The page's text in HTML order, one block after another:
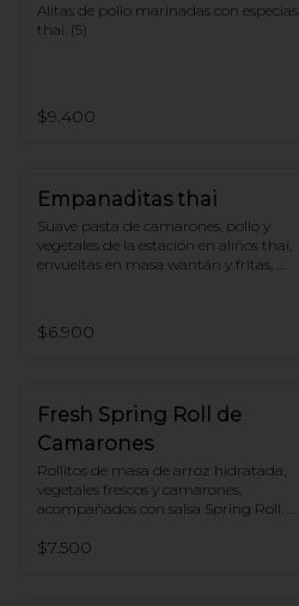
Alitas de pollo marinadas con especias
thai. (5)
$9.400
Empanaditas thai
Suave pasta de camarones, pollo y
vegetales de la estación en aliños thai,
envueltas en masa wantán y fritas,
$6.900
Fresh Spring Roll de
Camarones
Rollitos de masa de arroz hidratada,
vegetales frescos y camarones,
acompañados con salsa Spring Roll.
$7.500